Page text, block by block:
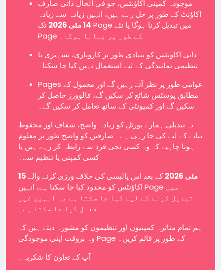
موجودہ کمپنی اکاؤنٹس، جو فی الحال ذاتی صارف
اکاؤنٹ کے طور پر چل رہے ہیں، انہیں زیادہ سے زیادہ
14 مئی 2026
تک Page میں تبدیل کرنا ہوگا یا نئے
Page کے طور پر بنانا ہوگا۔
ذاتی اکاؤنٹس کو بنیادی طور پر کاروباری، تشہیری یا
تنظیمی نمائندگی کے لیے استعمال نہیں کیا جا سکتا۔
Pages عوامی طور پر نظر آتے رہیں گے اور معمول کے
مطابق پوسٹس شائع کر سکیں گے، فالوورز حاصل کر
سکیں گے اور کمیونٹی کے ساتھ تعامل کر سکیں گے۔
یہ تبدیلی ہمارے پورٹل کو زیادہ واضح، شفاف اور محفوظ
بنانے کے لیے کی جا رہی ہے۔ صارفین کو واضح طور پر معلوم
ہونا چاہیے کہ وہ کسی نجی فرد سے رابطہ کر رہے ہیں یا
کسی کمپنی یا تنظیم سے۔
15 مئی 2026
کے بعد اس پالیسی کی خلاف ورزی کرنے والے
اکاؤنٹس کو محدود کیا جا سکتا ہے، انہیں Page میں
تبدیل کرنے کے لیے کہا جا سکتا ہے یا انہیں غیر
فعال کیا جا سکتا ہے۔
ہم تمام متاثرہ کمپنیوں اور تنظیموں کو مشورہ دیتے ہیں کہ
وہ بروقت اپنی موجودگی Page کے طور پر قائم کریں۔
آپ کے تعاون کا شکریہ۔